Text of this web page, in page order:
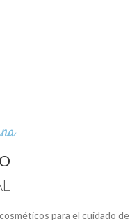
para el cuidado de